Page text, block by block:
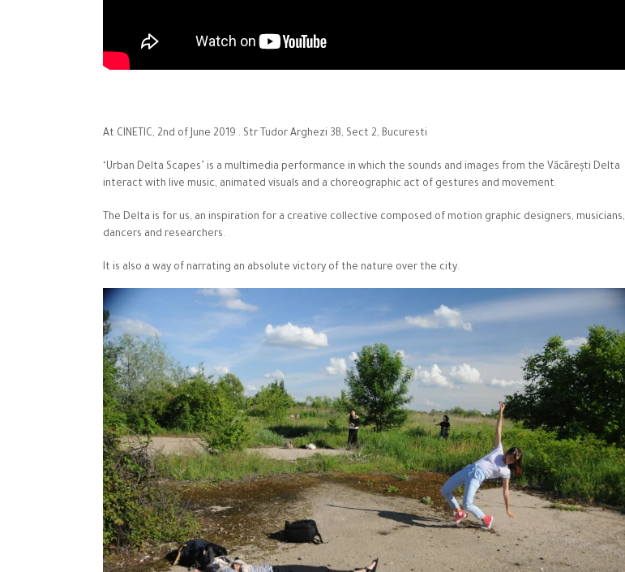
At CINETIC, 2nd of June 2019 . Str Tudor Arghezi 3B, Sect 2, Bucuresti
‘Urban Delta Scapes’ is a multimedia performance in which the sounds and images from the Văcărești Delta
interact with live music, animated visuals and a choreographic act of gestures and movement.
The Delta is for us, an inspiration for a creative collective composed of motion graphic designers, musicians,
dancers and researchers.
It is also a way of narrating an absolute victory of the nature over the city.